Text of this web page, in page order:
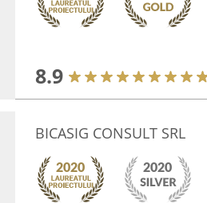
8.9
BICASIG CONSULT SRL